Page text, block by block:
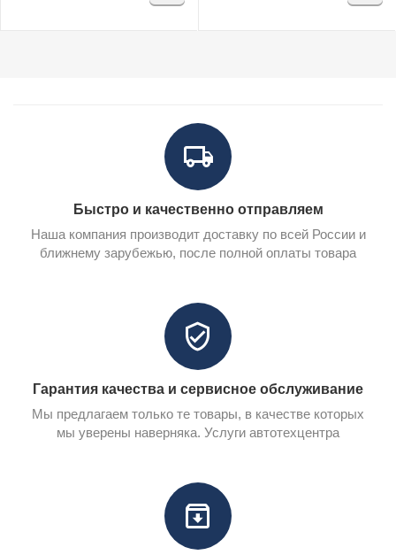
Быстро и качественно отправляем
Наша компания производит доставку по всей России и
ближнему зарубежью, после полной оплаты товара
Гарантия качества и сервисное обслуживание
Мы предлагаем только те товары, в качестве которых
мы уверены наверняка. Услуги автотехцентра